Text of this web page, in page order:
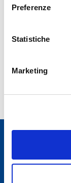
Preferenze
Statistiche
Marketing